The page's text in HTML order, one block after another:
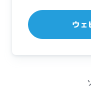
ウェ